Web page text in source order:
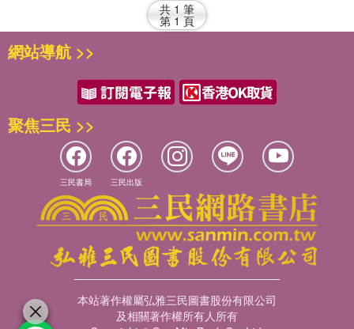
共 1 筆
第 1 頁
網站導航 >>
聚焦三民 >>
三民書局 三民出版
本站著作權屬弘雅三民圖書股份有限公司
及相關著作權所有人所有